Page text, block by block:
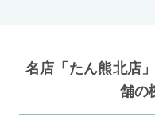
名店「たん熊北店
舗の